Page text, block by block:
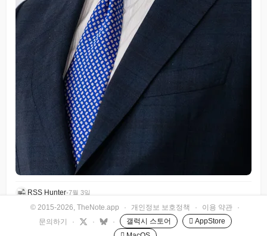
RSS Hunter•7월 3일
© 2015-2026, TheNote.app · 개인정보 보호정책 · 이용 약관
·
문의하기
· · · 갤럭시 스토어
 AppStore